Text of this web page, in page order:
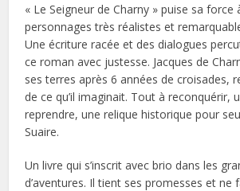
« Le Seigneur de Charny » puise sa force
personnages très réalistes et
Une écriture racée et des dialogues
ce roman avec justesse. Jacques de
ses terres après 6 années de croisades,
de ce qu’il imaginait. Tout à reconquérir,
reprendre, une relique historique pour
Suaire.
Un livre qui s’inscrit avec brio dans les
d’aventures. Il tient ses promesses et ne